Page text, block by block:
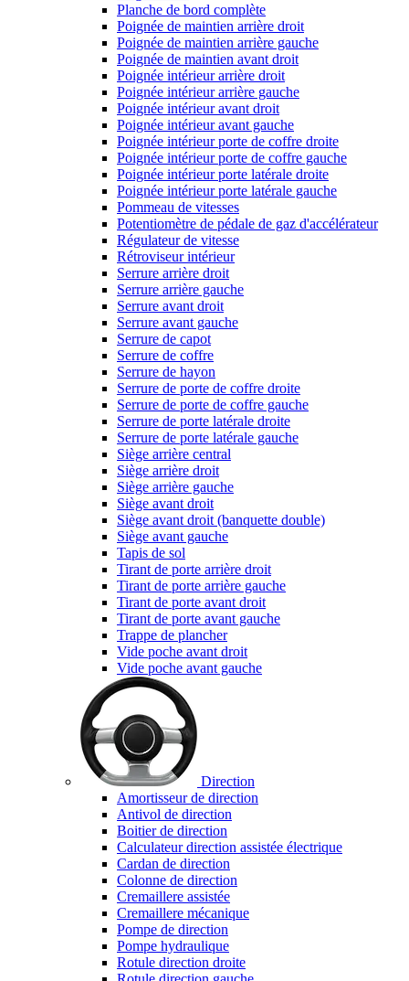
Planche de bord complète
Poignée de maintien arrière droit
Poignée de maintien arrière gauche
Poignée de maintien avant droit
Poignée intérieur arrière droit
Poignée intérieur arrière gauche
Poignée intérieur avant droit
Poignée intérieur avant gauche
Poignée intérieur porte de coffre droite
Poignée intérieur porte de coffre gauche
Poignée intérieur porte latérale droite
Poignée intérieur porte latérale gauche
Pommeau de vitesses
Potentiomètre de pédale de gaz d'accélérateur
Régulateur de vitesse
Rétroviseur intérieur
Serrure arrière droit
Serrure arrière gauche
Serrure avant droit
Serrure avant gauche
Serrure de capot
Serrure de coffre
Serrure de hayon
Serrure de porte de coffre droite
Serrure de porte de coffre gauche
Serrure de porte latérale droite
Serrure de porte latérale gauche
Siège arrière central
Siège arrière droit
Siège arrière gauche
Siège avant droit
Siège avant droit (banquette double)
Siège avant gauche
Tapis de sol
Tirant de porte arrière droit
Tirant de porte arrière gauche
Tirant de porte avant droit
Tirant de porte avant gauche
Trappe de plancher
Vide poche avant droit
Vide poche avant gauche
Direction
Amortisseur de direction
Antivol de direction
Boitier de direction
Calculateur direction assistée électrique
Cardan de direction
Colonne de direction
Cremaillere assistée
Cremaillere mécanique
Pompe de direction
Pompe hydraulique
Rotule direction droite